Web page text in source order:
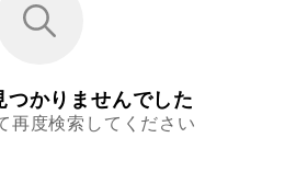
つかりませんでした
再度検索してください